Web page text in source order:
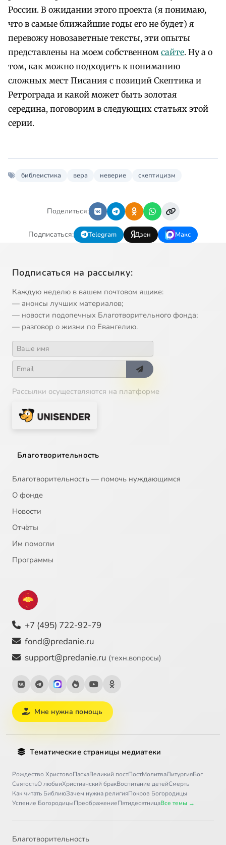
России. В ожидании этого проекта (я понимаю,
что в самые ближайшие годы его не будет) я
перевожу новозаветные тексты, эти опыты
представлены на моем собственном сайте. Ну а о
том, как можно подходить к пониманию
сложных мест Писания с позиций Скептика и
Ретрограда и какой может быть золотая
середина, поговорим в следующих статьях этой
серии.
библеистика вера неверие скептицизм
Поделиться:
Подписаться: Telegram Дзен Макс
Подписаться на рассылку:
Каждую неделю в вашем почтовом ящике:
— анонсы лучших материалов;
— новости подопечных Благотворительного фонда;
— разговор о жизни по Евангелию.
Рассылки осуществляются на платформе
Благотворительность
Благотворительность — помочь нуждающимся
О фонде
Новости
Отчёты
Им помогли
Программы
+7 (495) 722-92-79
fond@predanie.ru
support@predanie.ru (техн.вопросы)
Мне нужна помощь
Тематические страницы медиатеки
Рождество ХристовоПасхаВеликий постПостМолитваЛитургияБог
СвятостьО любвиХристианский бракВоспитание детейСмерть
Как читать БиблиюЗачем нужна религияПокров Богородицы
Успение БогородицыПреображениеПятидесятницаВсе темы →
Благотворительность